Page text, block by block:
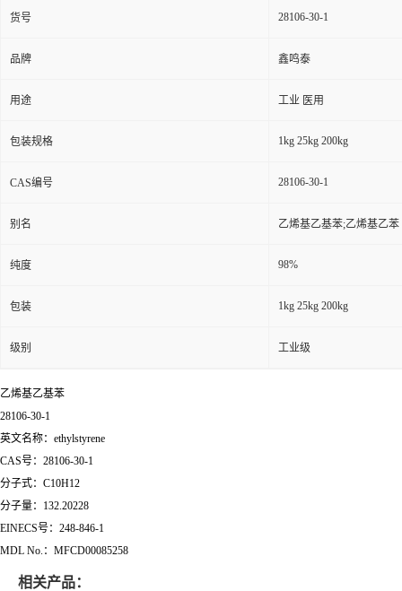
货号 28106-30-1
品牌 鑫鸣泰
用途 工业 医用
包装规格 1kg 25kg 200kg
CAS编号 28106-30-1
别名 乙烯基乙基苯;乙烯基乙苯
纯度 98%
包装 1kg 25kg 200kg
级别 工业级
乙烯基乙基苯
28106-30-1
英文名称：ethylstyrene
CAS号：28106-30-1
分子式：C10H12
分子量：132.20228
EINECS号：248-846-1
MDL No.：MFCD00085258
相关产品：